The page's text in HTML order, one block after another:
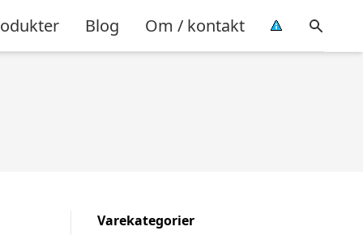
Blog Om / kontakt
Varekategorier